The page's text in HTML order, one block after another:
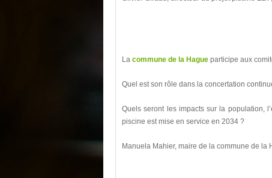
La commune de la Hague participe aux
Quel est son rôle dans la concertation
Quels seront les impacts sur la population,
piscine est mise en service en 2034 ?
Manuela Mahier, maire de la commune de la